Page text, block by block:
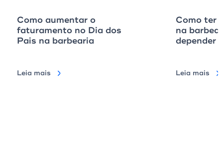
Como aumentar o
faturamento no Dia dos
Pais na barbearia
Leia mais
Como ter
na
depender
Leia mais